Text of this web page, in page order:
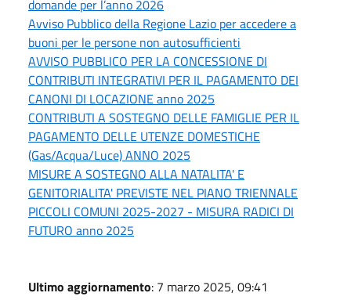
domande per l’anno 2026
Avviso Pubblico della Regione Lazio per accedere a
buoni per le persone non autosufficienti
AVVISO PUBBLICO PER LA CONCESSIONE DI
CONTRIBUTI INTEGRATIVI PER IL PAGAMENTO DEI
CANONI DI LOCAZIONE anno 2025
CONTRIBUTI A SOSTEGNO DELLE FAMIGLIE PER IL
PAGAMENTO DELLE UTENZE DOMESTICHE
(Gas/Acqua/Luce) ANNO 2025
MISURE A SOSTEGNO ALLA NATALITA' E
GENITORIALITA' PREVISTE NEL PIANO TRIENNALE
PICCOLI COMUNI 2025-2027 - MISURA RADICI DI
FUTURO anno 2025
Ultimo aggiornamento: 7 marzo 2025, 09:41